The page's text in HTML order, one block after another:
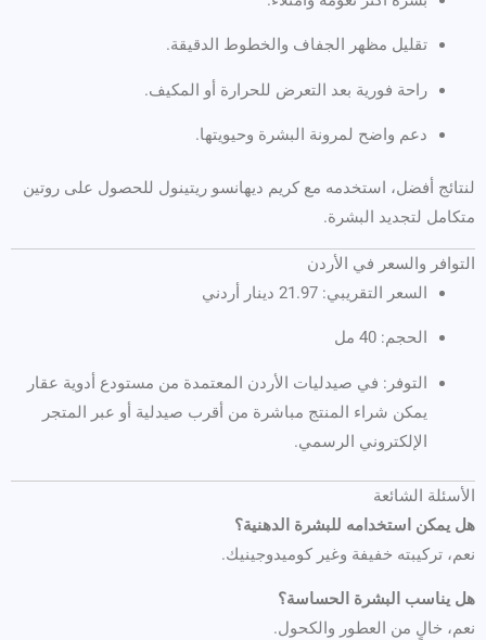
تقليل مظهر الجفاف والخطوط الدقيقة.
راحة فورية بعد التعرض للحرارة أو المكيف.
دعم واضح لمرونة البشرة وحيويتها.
لنتائج أفضل، استخدمه مع كريم ديهانسو ريتينول للحصول على روتين
متكامل لتجديد البشرة.
التوافر والسعر في الأردن
السعر التقريبي: 21.97 دينار أردني
الحجم: 40 مل
التوفر: في صيدليات الأردن المعتمدة من مستودع أدوية عقار
يمكن شراء المنتج مباشرة من أقرب صيدلية أو عبر المتجر
الإلكتروني الرسمي.
الأسئلة الشائعة
هل يمكن استخدامه للبشرة الدهنية؟
نعم، تركيبته خفيفة وغير كوميدوجينيك.
هل يناسب البشرة الحساسة؟
نعم، خالٍ من العطور والكحول.